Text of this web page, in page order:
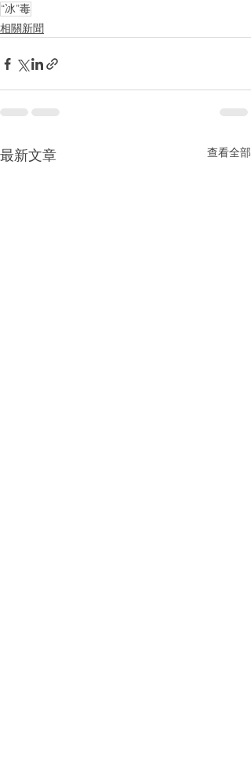
“冰”毒
相關新聞
最新文章 查看全部